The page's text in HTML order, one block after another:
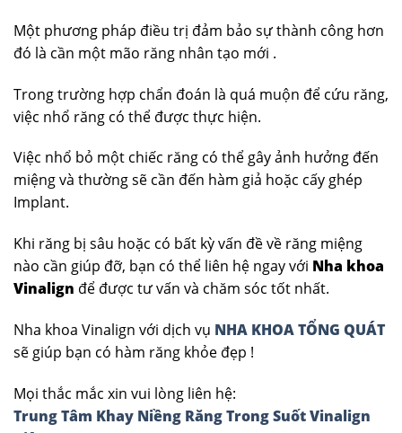
Một phương pháp điều trị đảm bảo sự thành công hơn
đó là cần một mão răng nhân tạo mới .
Trong trường hợp chẩn đoán là quá muộn để cứu răng,
việc nhổ răng có thể được thực hiện.
Việc nhổ bỏ một chiếc răng có thể gây ảnh hưởng đến
miệng và thường sẽ cần đến hàm giả hoặc cấy ghép
Implant.
Khi răng bị sâu hoặc có bất kỳ vấn đề về răng miệng
nào cần giúp đỡ, bạn có thể liên hệ ngay với Nha khoa
Vinalign để được tư vấn và chăm sóc tốt nhất.
Nha khoa Vinalign với dịch vụ NHA KHOA TỔNG QUÁT
sẽ giúp bạn có hàm răng khỏe đẹp !
Mọi thắc mắc xin vui lòng liên hệ:
Trung Tâm Khay Niềng Răng Trong Suốt Vinalign